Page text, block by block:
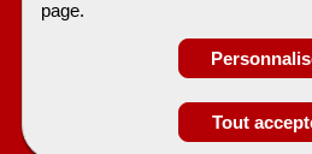
Obtenir
page.
Tout